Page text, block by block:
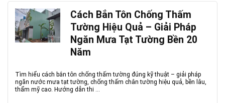
Cách Bắn Tôn Chống Thấm
Tường Hiệu Quả – Giải Pháp
Ngăn Mưa Tạt Tường Bền 20
Năm
Tìm hiểu cách bắn tôn chống thấm tường đúng kỹ thuật – giải pháp
ngăn nước mưa tạt tường, chống thấm chân tường hiệu quả, bền lâu,
thẩm mỹ cao. Hướng dẫn thi ...